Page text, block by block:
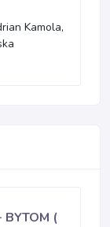
Kamola,
BYTOM (